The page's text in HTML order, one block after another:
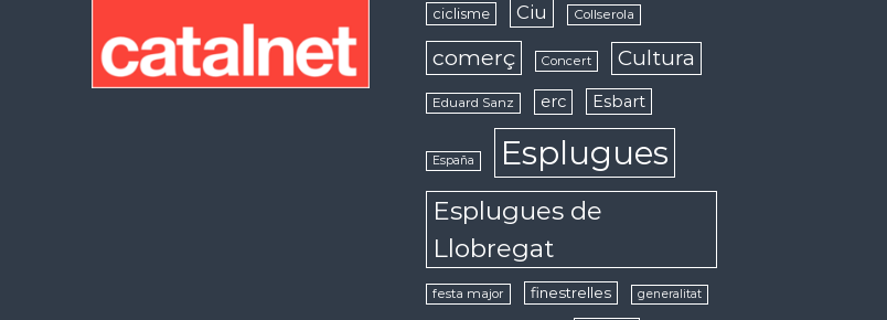
ciclisme Ciu Collserola
comerç Concert Cultura
Eduard Sanz erc Esbart
España Esplugues
Esplugues de
Llobregat
festa major finestrelles generalitat